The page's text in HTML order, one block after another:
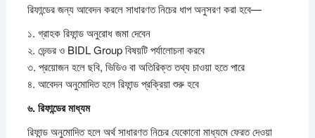
রিফান্ডের জন্য আবেদন করলে সাধারণত নিচের ধাপ অনুসরণ করা হবে—
১. গ্রাহক রিফান্ড অনুরোধ জমা দেবেন
২. ভেন্ডর ও BIDL Group বিষয়টি পর্যালোচনা করবে
৩. প্রয়োজন হলে ছবি, ভিডিও বা অতিরিক্ত তথ্য চাওয়া হতে পারে
৪. আবেদন অনুমোদিত হলে রিফান্ড প্রক্রিয়া শুরু হবে
৬.রিফান্ডেরমাধ্যম
রিফান্ড অনুমোদিত হলে অর্থ সাধারণত নিচের যেকোনো মাধ্যমে ফেরত দেওয়া